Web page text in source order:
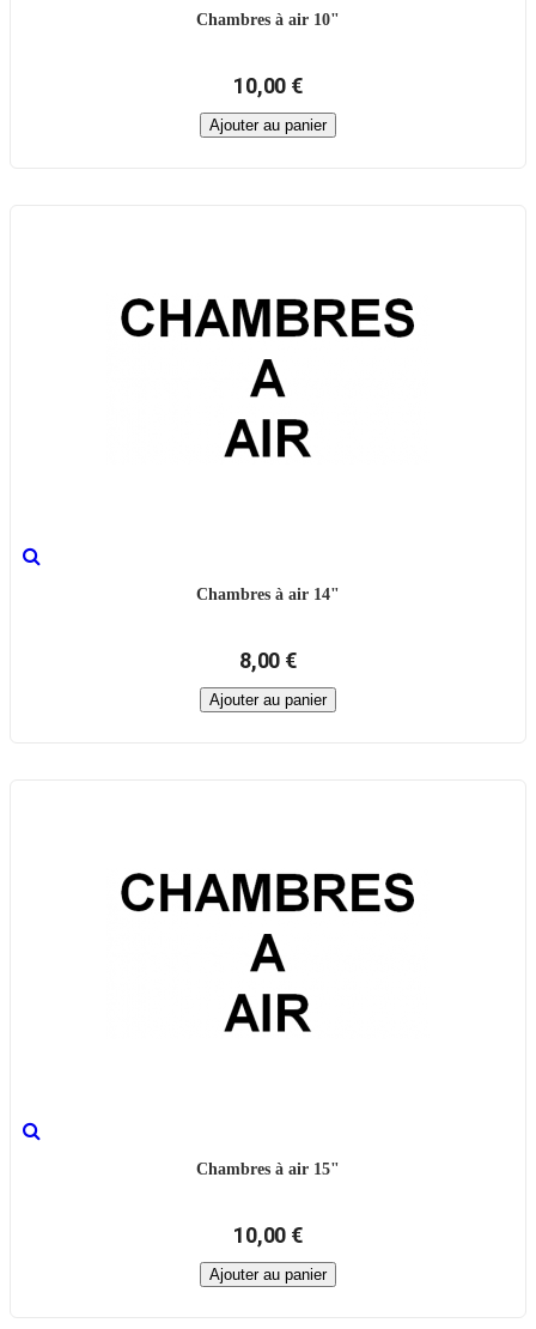
Chambres à air 10"
10,00 €
Ajouter au panier
Chambres à air 14"
8,00 €
Ajouter au panier
Chambres à air 15"
10,00 €
Ajouter au panier